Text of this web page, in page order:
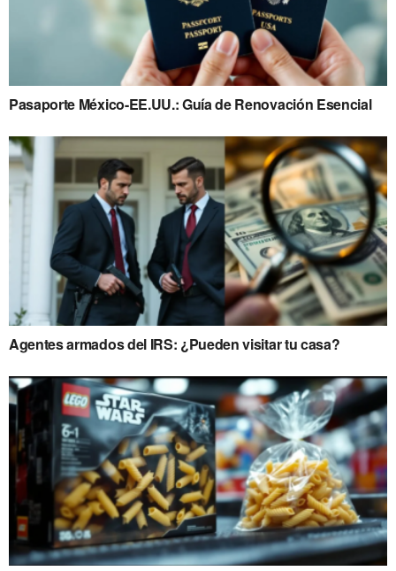
Pasaporte México-EE.UU.: Guía de Renovación Esencial
Agentes armados del IRS: ¿Pueden visitar tu casa?